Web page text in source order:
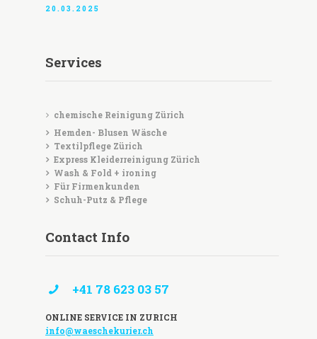
20.03.2025
Services
chemische Reinigung Zürich
Hemden- Blusen Wäsche
Textilpflege Zürich
Express Kleiderreinigung Zürich
Wash & Fold + ironing
Für Firmenkunden
Schuh-Putz & Pflege
Contact Info
+41 78 623 03 57
ONLINE SERVICE IN ZURICH
info@waeschekurier.ch